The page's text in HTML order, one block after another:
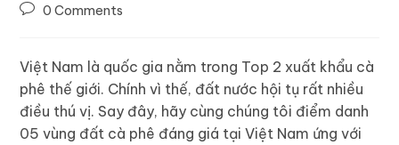
0 Comments
Việt Nam là quốc gia nằm trong Top 2 xuất khẩu cà
phê thế giới. Chính vì thế, đất nước hội tụ rất nhiều
điều thú vị. Say đây, hãy cùng chúng tôi điểm danh
05 vùng đất cà phê đáng giá tại Việt Nam ứng với